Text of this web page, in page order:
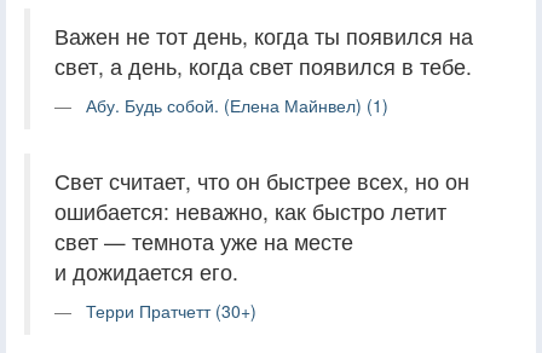
Важен не тот день, когда ты появился на
свет, а день, когда свет появился в тебе.
Абу. Будь собой. (Елена Майнвел) (1)
Свет считает, что он быстрее всех, но он
ошибается: неважно, как быстро летит
свет — темнота уже на месте
и дожидается его.
Терри Пратчетт (30+)